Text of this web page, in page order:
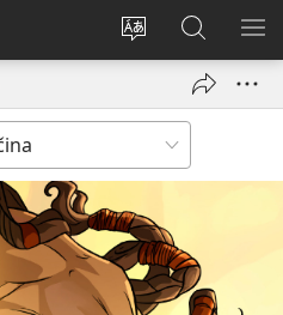
Spremeni
spletnega
mesta
Prijava
(odpre
Iskanje
po
JW.ORG